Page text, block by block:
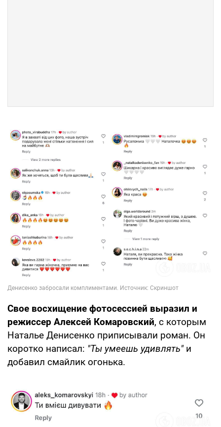
Свое восхищение фотосессией выразил и
режиссер Алексей Комаровский, с которым
Наталье Денисенко приписывали роман. Он
коротко написал: "Ты умеешь удивлять"и
добавил смайлик огонька.